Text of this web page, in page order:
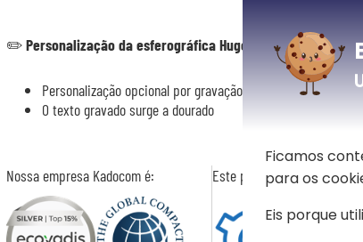
✏️Personalização da esferográfica Hugo Boss Gear Matrix
Personalização opcional por gravação a laser de um nome
O texto gravado surge a dourado
Nossa empresa Kadocom é: Este presente é
Ficamos
para os
Eis porque